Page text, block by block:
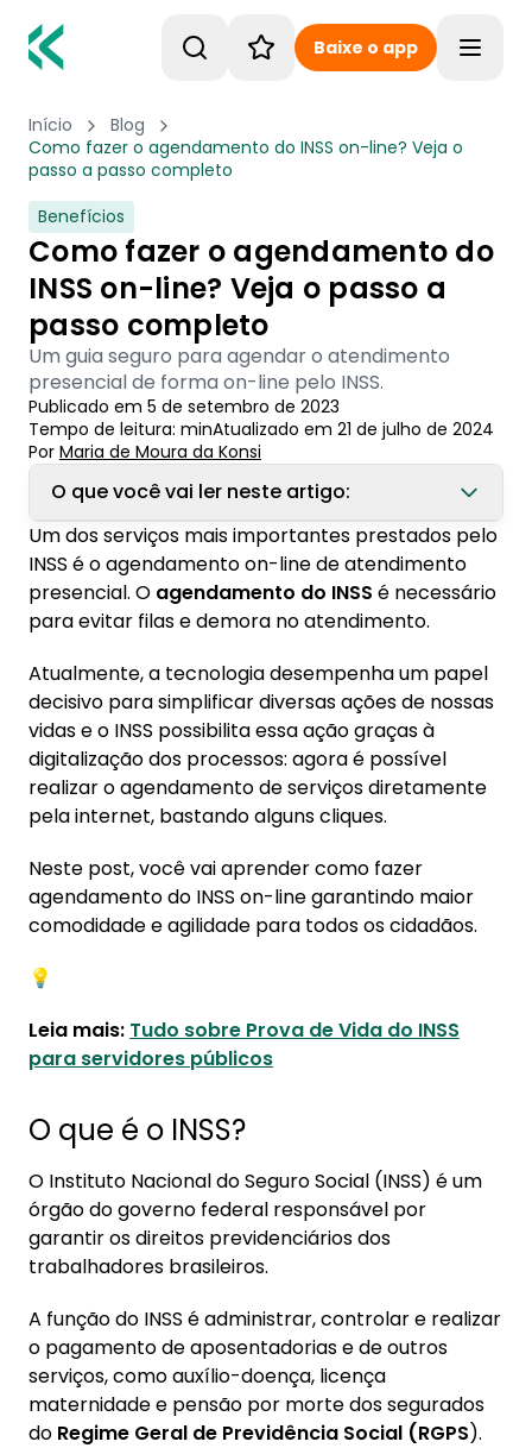
Baixe o app
Início
Blog
Como fazer o agendamento do INSS on-line? Veja o
passo a passo completo
Benefícios
Como fazer o agendamento do
INSS on-line? Veja o passo a
passo completo
Um guia seguro para agendar o atendimento
presencial de forma on-line pelo INSS.
Publicado em 5 de setembro de 2023
Tempo de leitura: minAtualizado em 21 de julho de 2024
Por Maria de Moura da Konsi
O que você vai ler neste artigo:
1. O que é o INSS?
2. Como fazer agendamento do INSS on-line?
agendamento do INSS
2.2. Acesse o INSS
2.3. Faça o login na sua conta
2.4. Agendamento de serviços
3. Benefícios de agendar atendimento do INSS
on-line
4. Dicas para agendar atendimento do INSS
on-line
Um dos serviços mais importantes prestados pelo
INSS é o agendamento on-line de atendimento
presencial. O agendamento do INSS é necessário
para evitar filas e demora no atendimento.
Atualmente, a tecnologia desempenha um papel
decisivo para simplificar diversas ações de nossas
vidas e o INSS possibilita essa ação graças à
digitalização dos processos: agora é possível
realizar o agendamento de serviços diretamente
pela internet, bastando alguns cliques.
Neste post, você vai aprender como fazer
agendamento do INSS on-line garantindo maior
comodidade e agilidade para todos os cidadãos.
💡
Leia mais: Tudo sobre Prova de Vida do INSS
para servidores públicos
O que é o INSS?
O Instituto Nacional do Seguro Social (INSS) é um
órgão do governo federal responsável por
garantir os direitos previdenciários dos
trabalhadores brasileiros.
A função do INSS é administrar, controlar e realizar
o pagamento de aposentadorias e de outros
serviços, como auxílio-doença, licença
maternidade e pensão por morte dos segurados
do Regime Geral de Previdência Social (RGPS).